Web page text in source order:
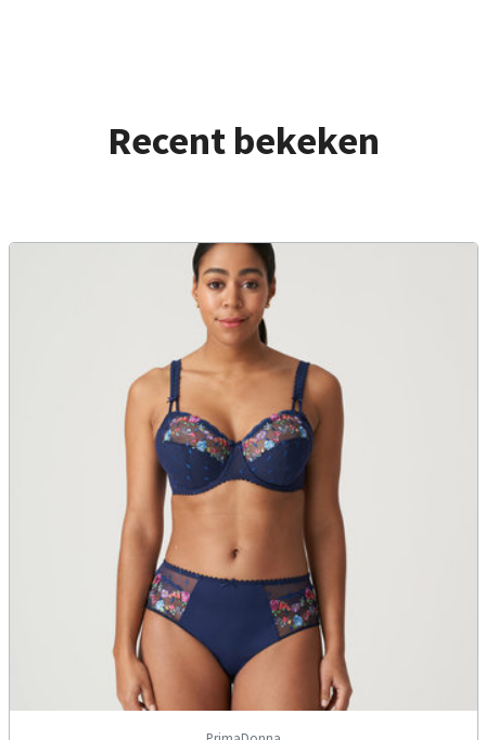
Recent bekeken